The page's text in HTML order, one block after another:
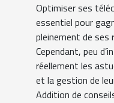
Optimiser ses
essentiel pour
pleinement de ses
Cependant, peu
réellement les
et la gestion de
Addition de